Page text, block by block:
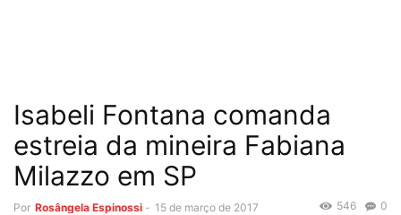
Isabeli Fontana comanda
estreia da mineira Fabiana
Milazzo em SP
Por Rosângela Espinossi - 15 de março de 2017 0
546